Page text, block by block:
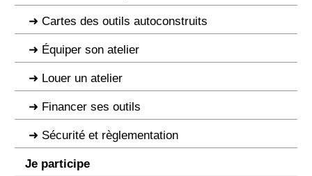
Cartes des outils autoconstruits
Équiper son atelier
Louer un atelier
Financer ses outils
Sécurité et règlementation
Je participe